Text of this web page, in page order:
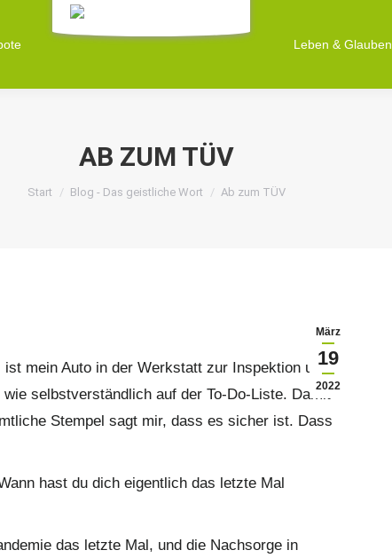
Leben & Glauben
AB ZUM TÜV
Sie befinden sich hier:
Start Blog - Das geistliche Wort Ab zum TÜV
März
19
2022
mein Auto in der Werkstatt zur Inspektion und
selbstverständlich auf der To-Do-Liste. Damit
Stempel sagt mir, dass es sicher ist. Dass
hast du dich eigentlich das letzte Mal
das letzte Mal, und die Nachsorge in
Leben & Glauben